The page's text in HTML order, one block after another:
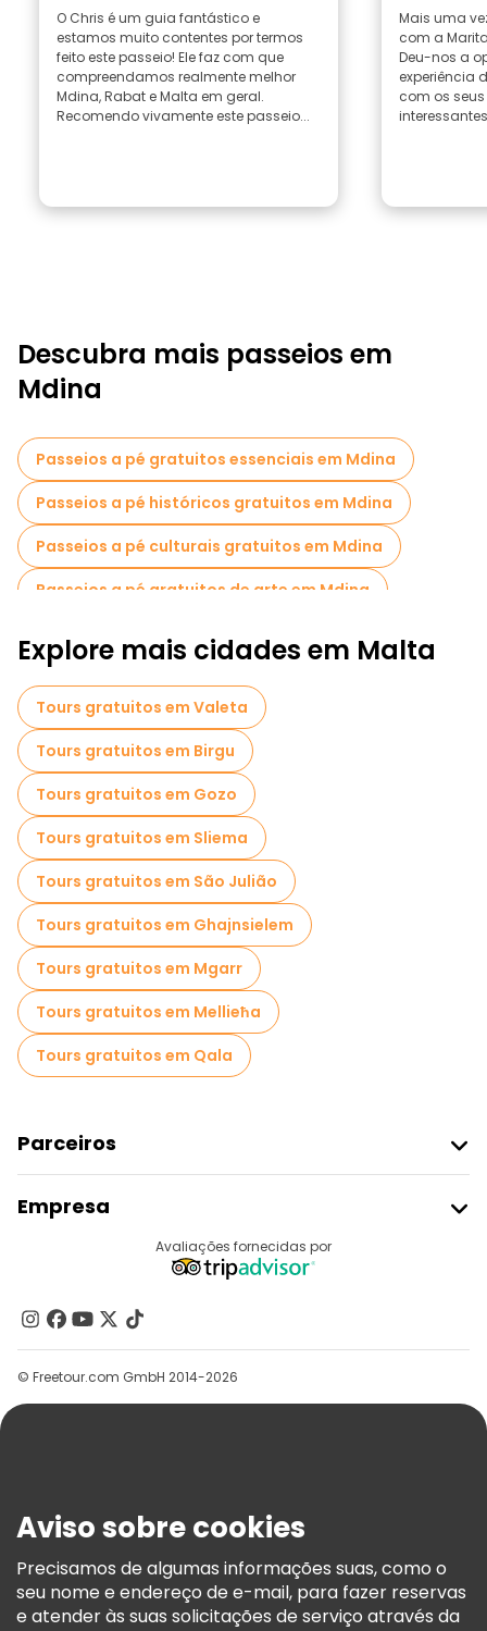
O Chris é um guia fantástico e
estamos muito contentes por termos
feito este passeio! Ele faz com que
compreendamos realmente melhor
Mdina, Rabat e Malta em geral.
Recomendo vivamente este passeio...
Mais uma
com a
Deu-nos a
experiência
com os
Descubra mais passeios em
Mdina
Passeios a pé gratuitos essenciais em Mdina
Passeios a pé históricos gratuitos em Mdina
Passeios a pé culturais gratuitos em Mdina
Passeios a pé gratuitos de arte em Mdina
Passeios a pé gratuitos para famílias em Mdina
Explore mais cidades em Malta
Tours gratuitos em Valeta
Tours gratuitos em Birgu
Tours gratuitos em Gozo
Tours gratuitos em Sliema
Tours gratuitos em São Julião
Tours gratuitos em Ghajnsielem
Tours gratuitos em Mgarr
Tours gratuitos em Mellieħa
Tours gratuitos em Qala
Parceiros
Registo Do Fornecedor
Programa De Afiliados
Empresa
Contacte-Nos
Grupos
Ajuda
Termos E Informações Legais
Política De Cookies
Freetour Prémios
Avaliações fornecidas por
© Freetour.com GmbH 2014-2026
Aviso sobre cookies
Precisamos de algumas informações suas, como o
seu nome e endereço de e-mail, para fazer reservas
e atender às suas solicitações de serviço através da